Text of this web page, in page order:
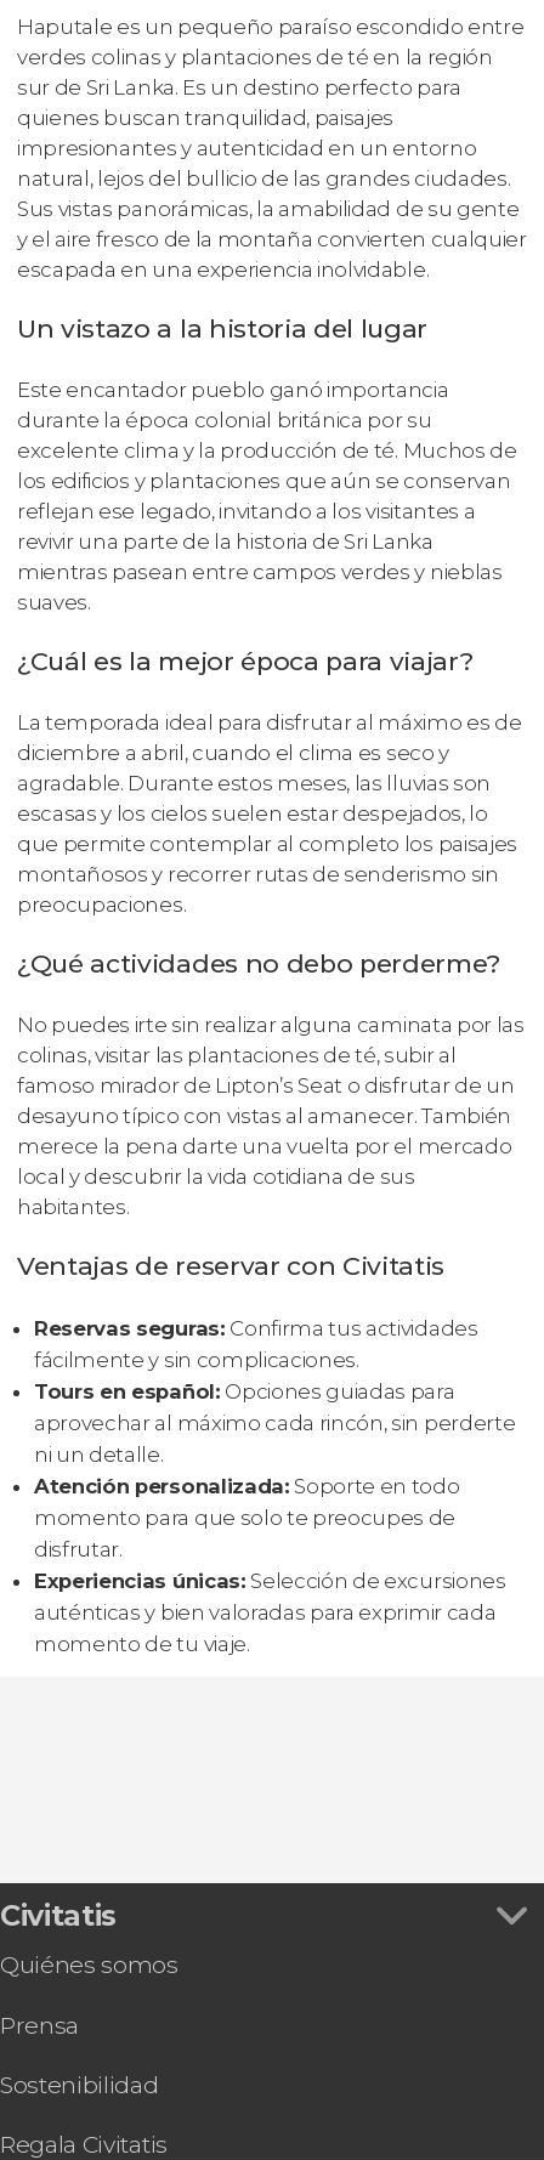
Haputale es un pequeño paraíso escondido entre
verdes colinas y plantaciones de té en la región
sur de Sri Lanka. Es un destino perfecto para
quienes buscan tranquilidad, paisajes
impresionantes y autenticidad en un entorno
natural, lejos del bullicio de las grandes ciudades.
Sus vistas panorámicas, la amabilidad de su gente
y el aire fresco de la montaña convierten cualquier
escapada en una experiencia inolvidable.
Un vistazo a la historia del lugar
Este encantador pueblo ganó importancia
durante la época colonial británica por su
excelente clima y la producción de té. Muchos de
los edificios y plantaciones que aún se conservan
reflejan ese legado, invitando a los visitantes a
revivir una parte de la historia de Sri Lanka
mientras pasean entre campos verdes y nieblas
suaves.
¿Cuál es la mejor época para viajar?
La temporada ideal para disfrutar al máximo es de
diciembre a abril, cuando el clima es seco y
agradable. Durante estos meses, las lluvias son
escasas y los cielos suelen estar despejados, lo
que permite contemplar al completo los paisajes
montañosos y recorrer rutas de senderismo sin
preocupaciones.
¿Qué actividades no debo perderme?
No puedes irte sin realizar alguna caminata por las
colinas, visitar las plantaciones de té, subir al
famoso mirador de Lipton’s Seat o disfrutar de un
desayuno típico con vistas al amanecer. También
merece la pena darte una vuelta por el mercado
local y descubrir la vida cotidiana de sus
habitantes.
Ventajas de reservar con Civitatis
Reservas seguras: Confirma tus actividades
fácilmente y sin complicaciones.
Tours en español: Opciones guiadas para
aprovechar al máximo cada rincón, sin perderte
ni un detalle.
Atención personalizada: Soporte en todo
momento para que solo te preocupes de
disfrutar.
Experiencias únicas: Selección de excursiones
auténticas y bien valoradas para exprimir cada
momento de tu viaje.
Civitatis
Quiénes somos
Prensa
Sostenibilidad
Regala Civitatis